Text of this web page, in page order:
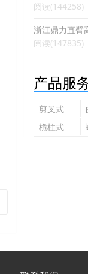
阅读(144258)
浙江鼎力直臂
阅读(147835)
产品服
剪叉式
高空作
业平台
桅柱式